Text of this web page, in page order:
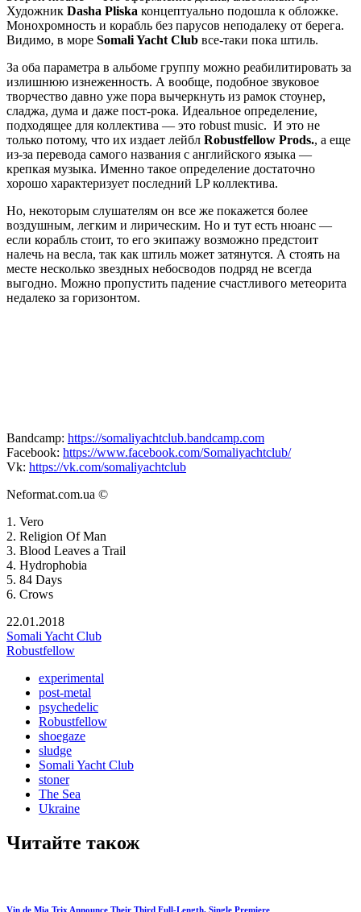
Художник Dasha Pliska концептуально подошла к обложке.
Монохромность и корабль без парусов неподалеку от берега.
Видимо, в море Somali Yacht Club все-таки пока штиль.
За оба параметра в альбоме группу можно реабилитировать за
излишнюю изнеженность. А вообще, подобное звуковое
творчество давно уже пора вычеркнуть из рамок стоунер,
сладжа, дума и даже пост-рока. Идеальное определение,
подходящее для коллектива — это robust music. И это не
только потому, что их издает лейбл Robustfellow Prods., а еще
из-за перевода самого названия с английского языка —
крепкая музыка. Именно такое определение достаточно
хорошо характеризует последний LP коллектива.
Но, некоторым слушателям он все же покажется более
воздушным, легким и лирическим. Но и тут есть нюанс —
если корабль стоит, то его экипажу возможно предстоит
налечь на весла, так как штиль может затянутся. А стоять на
месте несколько звездных небосводов подряд не всегда
выгодно. Можно пропустить падение счастливого метеорита
недалеко за горизонтом.
Bandcamp: https://somaliyachtclub.bandcamp.com
Facebook: https://www.facebook.com/Somaliyachtclub/
Vk: https://vk.com/somaliyachtclub
Neformat.com.ua ©
1. Vero
2. Religion Of Man
3. Blood Leaves a Trail
4. Hydrophobia
5. 84 Days
6. Crows
22.01.2018
Somali Yacht Club
Robustfellow
experimental
post-metal
psychedelic
Robustfellow
shoegaze
sludge
Somali Yacht Club
stoner
The Sea
Ukraine
Читайте також
Vin de Mia Trix Announce Their Third Full-Length. Single Premiere